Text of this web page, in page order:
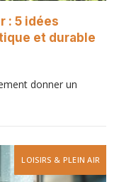
: 5 idées
et durable
donner un
LOISIRS & PLEIN AIR